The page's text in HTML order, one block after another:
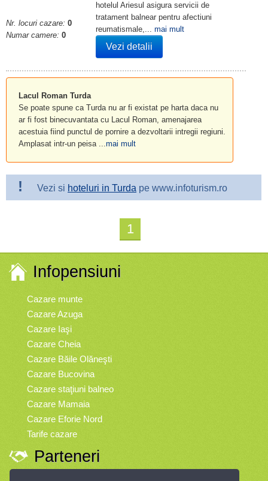
Nr. locuri cazare: 0
Numar camere: 0
hotelul Ariesul asigura servicii de
tratament balnear pentru afectiuni
reumatismale,... mai mult
Vezi detalii
Lacul Roman Turda
Se poate spune ca Turda nu ar fi existat pe harta daca nu
ar fi fost binecuvantata cu Lacul Roman, amenajarea
acestuia fiind punctul de pornire a dezvoltarii intregii regiuni.
Amplasat intr-un peisa ...mai mult
! Vezi si hoteluri in Turda pe www.infoturism.ro
1
Infopensiuni
Cazare munte
Cazare Azuga
Cazare Iaşi
Cazare Cheia
Cazare Băile Olăneşti
Cazare Bucovina
Cazare staţiuni balneo
Cazare Mamaia
Cazare Eforie Nord
Tarife cazare
Parteneri